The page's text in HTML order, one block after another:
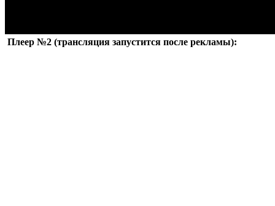
Плеер №2 (трансляция запустится после рекламы):